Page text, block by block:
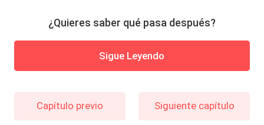
¿Quieres saber qué pasa después?
Sigue Leyendo
Capítulo previo Siguiente capítulo